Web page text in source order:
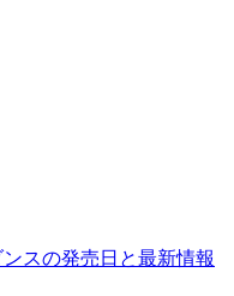
スの発売日と最新情報